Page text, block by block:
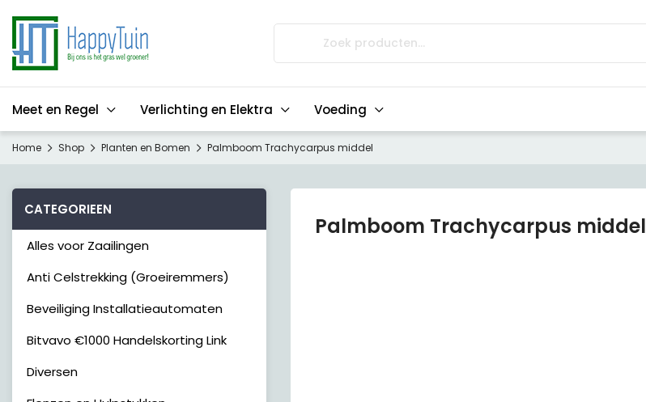
Meet en Regel Verlichting en Elektra Voeding
Home Shop Planten en Bomen Palmboom Trachycarpus middel
Palmboom Trachycarpus middel
CATEGORIEEN
Alles voor Zaailingen
Anti Celstrekking (Groeiremmers)
Beveiliging Installatieautomaten
Bitvavo €1000 Handelskorting Link
Diversen